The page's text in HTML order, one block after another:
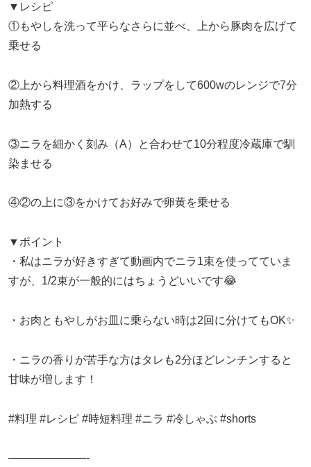
▼レシピ
①もやしを洗って平らなさらに並べ、上から豚肉を広げて
乗せる
②上から料理酒をかけ、ラップをして600wのレンジで7分
加熱する
③ニラを細かく刻み（A）と合わせて10分程度冷蔵庫で馴
染ませる
④②の上に③をかけてお好みで卵黄を乗せる
▼ポイント
・私はニラが好きすぎて動画内でニラ1束を使ってていま
すが、1/2束が一般的にはちょうどいいです😂
・お肉ともやしがお皿に乗らない時は2回に分けてもOK✨
・ニラの香りが苦手な方はタレも2分ほどレンチンすると
甘味が増します！
#料理 #レシピ #時短料理 #ニラ #冷しゃぶ #shorts
———————-